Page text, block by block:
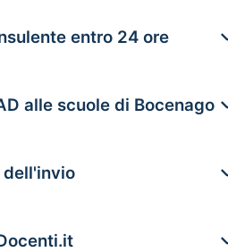
entro 24 ore
alle scuole di Bocenago
dell'invio